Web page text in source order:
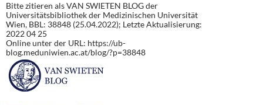
Bitte zitieren als VAN SWIETEN BLOG der
Universitätsbibliothek der Medizinischen Universität
Wien, BBL: 38848 (25.04.2022); Letzte Aktualisierung:
2022 04 25
Online unter der URL: https://ub-
blog.meduniwien.ac.at/blog/?p=38848